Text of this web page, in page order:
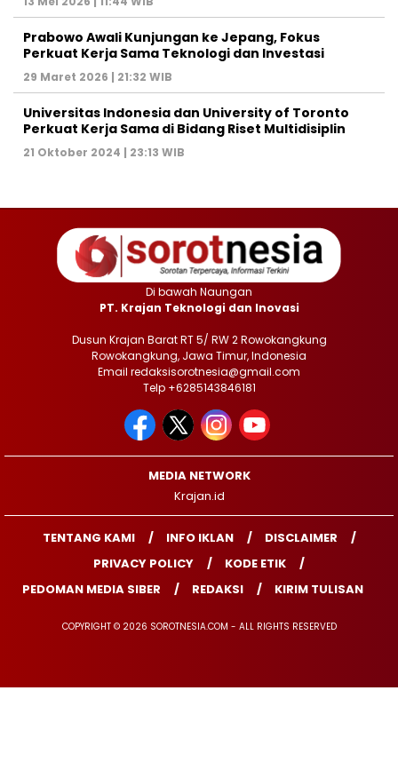
Prabowo Awali Kunjungan ke Jepang, Fokus
Perkuat Kerja Sama Teknologi dan Investasi
29 Maret 2026 | 21:32 WIB
Universitas Indonesia dan University of Toronto
Perkuat Kerja Sama di Bidang Riset Multidisiplin
21 Oktober 2024 | 23:13 WIB
Di bawah Naungan
PT. Krajan Teknologi dan Inovasi
Dusun Krajan Barat RT 5/ RW 2 Rowokangkung
Rowokangkung, Jawa Timur, Indonesia
Email redaksisorotnesia@gmail.com
Telp +6285143846181
MEDIA NETWORK
Krajan.id
TENTANG KAMI INFO IKLAN
DISCLAIMER
PRIVACY POLICY
KODE ETIK
PEDOMAN MEDIA SIBER
REDAKSI KIRIM TULISAN
COPYRIGHT © 2026 SOROTNESIA.COM - ALL RIGHTS RESERVED